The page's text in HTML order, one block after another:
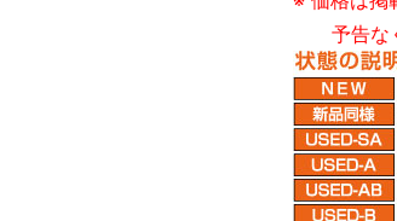
予告なく